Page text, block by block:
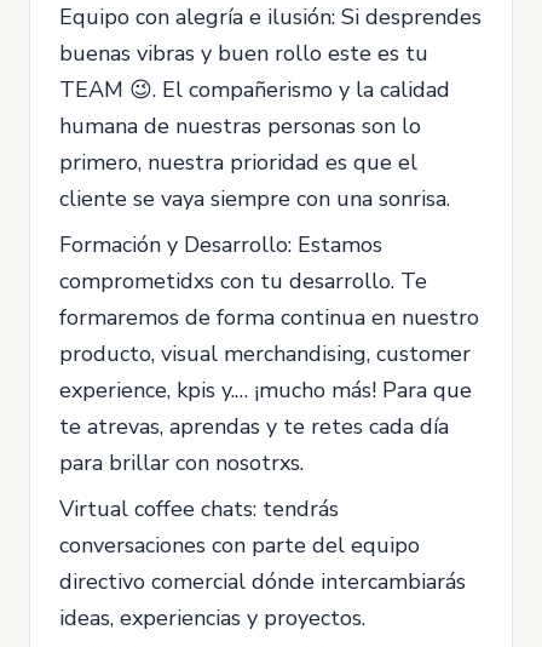
Equipo con alegría e ilusión: Si desprendes
buenas vibras y buen rollo este es tu
TEAM 😉. El compañerismo y la calidad
humana de nuestras personas son lo
primero, nuestra prioridad es que el
cliente se vaya siempre con una sonrisa.
Formación y Desarrollo: Estamos
comprometidxs con tu desarrollo. Te
formaremos de forma continua en nuestro
producto, visual merchandising, customer
experience, kpis y.… ¡mucho más! Para que
te atrevas, aprendas y te retes cada día
para brillar con nosotrxs.
Virtual coffee chats: tendrás
conversaciones con parte del equipo
directivo comercial dónde intercambiarás
ideas, experiencias y proyectos.